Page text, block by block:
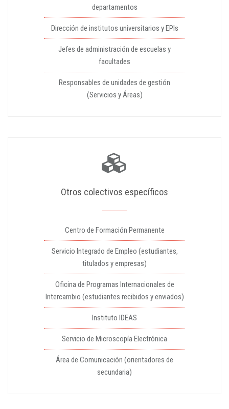
departamentos
Dirección de institutos universitarios y EPIs
Jefes de administración de escuelas y
facultades
Responsables de unidades de gestión
(Servicios y Áreas)
Otros colectivos específicos
Centro de Formación Permanente
Servicio Integrado de Empleo (estudiantes,
titulados y empresas)
Oficina de Programas Internacionales de
Intercambio (estudiantes recibidos y enviados)
Instituto IDEAS
Servicio de Microscopía Electrónica
Área de Comunicación (orientadores de
secundaria)